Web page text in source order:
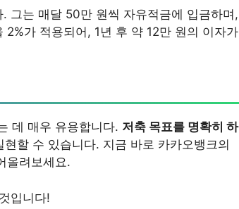
그는 매달 50만 원씩 자유적금에 입금하며,
가 적용되어, 1년 후 약 12만 원의 이자가
데 매우 유용합니다. 저축 목표를 명확히 하
할 수 있습니다. 지금 바로 카카오뱅크의
올려보세요.
입니다!